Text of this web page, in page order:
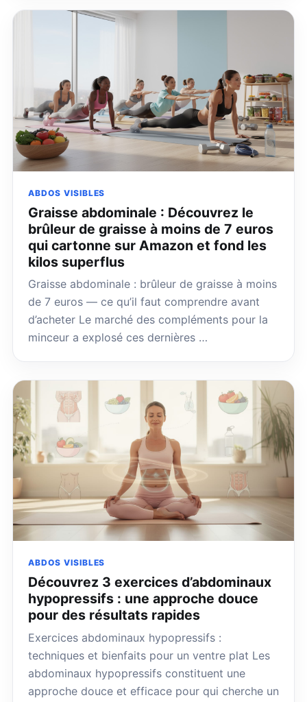
ABDOS VISIBLES
Graisse abdominale : Découvrez le
brûleur de graisse à moins de 7 euros
qui cartonne sur Amazon et fond les
kilos superflus
Graisse abdominale : brûleur de graisse à moins
de 7 euros — ce qu’il faut comprendre avant
d’acheter Le marché des compléments pour la
minceur a explosé ces dernières …
ABDOS VISIBLES
Découvrez 3 exercices d’abdominaux
hypopressifs : une approche douce
pour des résultats rapides
Exercices abdominaux hypopressifs :
techniques et bienfaits pour un ventre plat Les
abdominaux hypopressifs constituent une
approche douce et efficace pour qui cherche un